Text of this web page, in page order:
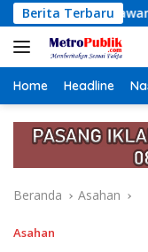
Langsung
ke
konten
Berita Terbaru
Jangan Terlibat
Home Headline
Beranda Asahan
Asahan